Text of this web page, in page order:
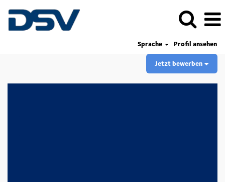
Sprache
Profil ansehen
Jetzt bewerben